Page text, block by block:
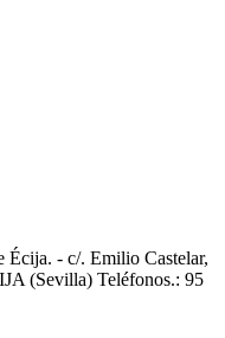
- c/. Emilio Castelar,
(Sevilla) Teléfonos.: 95